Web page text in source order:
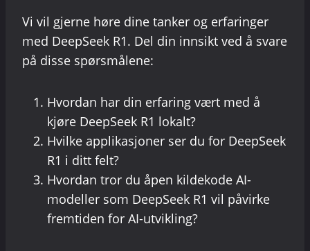
Vi vil gjerne høre dine tanker og erfaringer
med DeepSeek R1. Del din innsikt ved å svare
på disse spørsmålene:
Hvordan har din erfaring vært med å
kjøre DeepSeek R1 lokalt?
Hvilke applikasjoner ser du for DeepSeek
R1 i ditt felt?
Hvordan tror du åpen kildekode AI-
modeller som DeepSeek R1 vil påvirke
fremtiden for AI-utvikling?